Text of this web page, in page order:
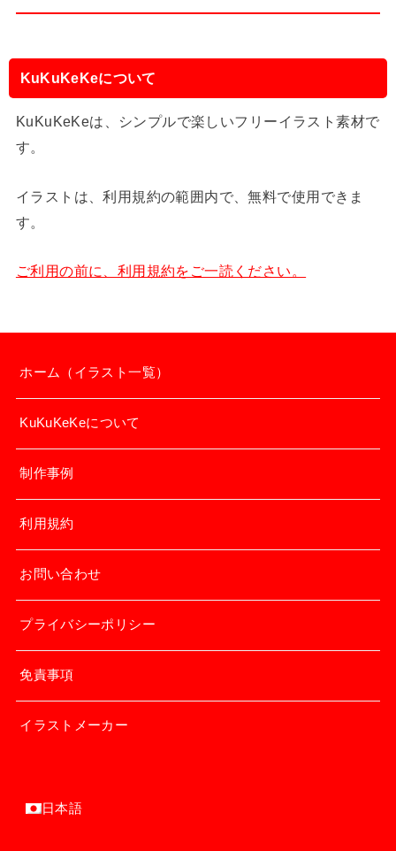
KuKuKeKeについて
KuKuKeKeは、シンプルで楽しいフリーイラスト素材で
す。
イラストは、利用規約の範囲内で、無料で使用できま
す。
ご利用の前に、利用規約をご一読ください。
ホーム（イラスト一覧）
KuKuKeKeについて
制作事例
利用規約
お問い合わせ
プライバシーポリシー
免責事項
イラストメーカー
日本語